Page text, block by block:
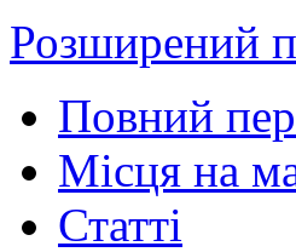
Розширений
Повний
Місця на
Статті